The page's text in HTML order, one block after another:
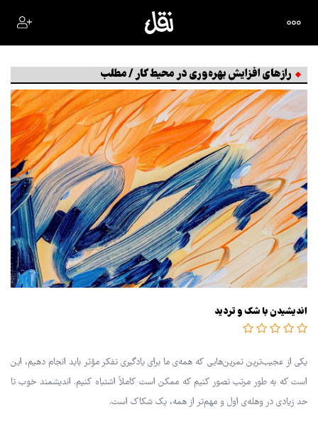
رازهای افزایش بهره‌وری در محیط کار / مطلب
اندیشیدن با شک و تردید
یکی از عجیب‌ترین تمرین‌هایی که همه‌ی ما برای یادگیری تفکر مؤثر باید انجام دهیم، این
است که به طور مرتب تصور کنیم که ممکن است کاملاً اشتباه کنیم. اندیشمند خوب تا
حد زیادی در وهله‌ی اول و مهم‌تر از همه، یک شکاک است.